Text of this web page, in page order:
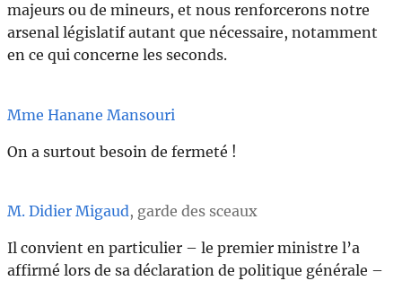
majeurs ou de mineurs, et nous renforcerons notre
arsenal législatif autant que nécessaire, notamment
en ce qui concerne les seconds.
Mme Hanane Mansouri
On a surtout besoin de fermeté !
M. Didier Migaud, garde des sceaux
Il convient en particulier – le premier ministre l’a
affirmé lors de sa déclaration de politique générale –